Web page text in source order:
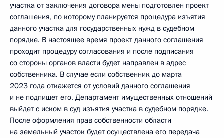
участка от заключения договора мены подготовлен проект
соглашения, по которому планируется процедура изъятия
данного участка для государственных нужд в судебном
порядке. В настоящее время проект данного соглашения
проходит процедуру согласования и после подписания
со стороны органов власти будет направлен в адрес
собственника. В случае если собственник до марта
2023 года откажется от условий данного соглашения
и не подпишет его, Департамент имущественных отношений
выйдет с иском в суд изъятия участка в судебном порядке.
После оформления прав собственности области
на земельный участок будет осуществлена его передача